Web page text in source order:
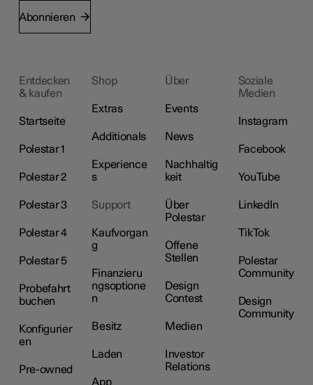
Abonnieren
Entdecken
& kaufen
Startseite
Polestar 1
Polestar 2
Polestar 3
Polestar 4
Polestar 5
Probefahrt
buchen
Konfigurier
en
Pre-owned
Shop
Extras
Additionals
Experience
s
Support
Kaufvorgan
g
Finanzieru
ngsoptione
n
Besitz
Laden
App
Über
Events
News
Nachhaltig
keit
Über
Polestar
Offene
Stellen
Design
Contest
Medien
Investor
Relations
Soziale
Medien
Instagram
Facebook
YouTube
LinkedIn
TikTok
Polestar
Community
Design
Community